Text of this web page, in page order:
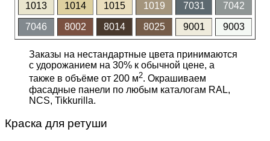
1013 1014 1015 1019 7031 7042
7046 8002 8014 8025 9001 9003
Заказы на нестандартные цвета принимаются
с удорожанием на 30% к обычной цене, а
также в объёме от 200 м2. Окрашиваем
фасадные панели по любым каталогам RAL,
NCS, Tikkurilla.
Краска для ретуши